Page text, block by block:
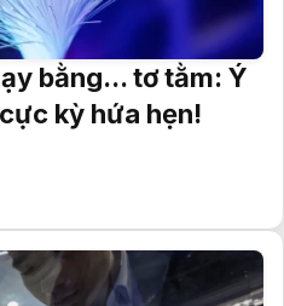
bằng... tơ tằm: Ý
kỳ hứa hẹn!